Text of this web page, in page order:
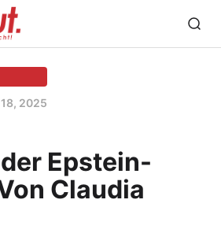
2025
Epstein-
Claudia